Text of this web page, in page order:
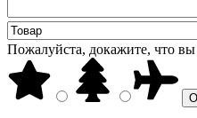
Пожалуйста, докажите, что